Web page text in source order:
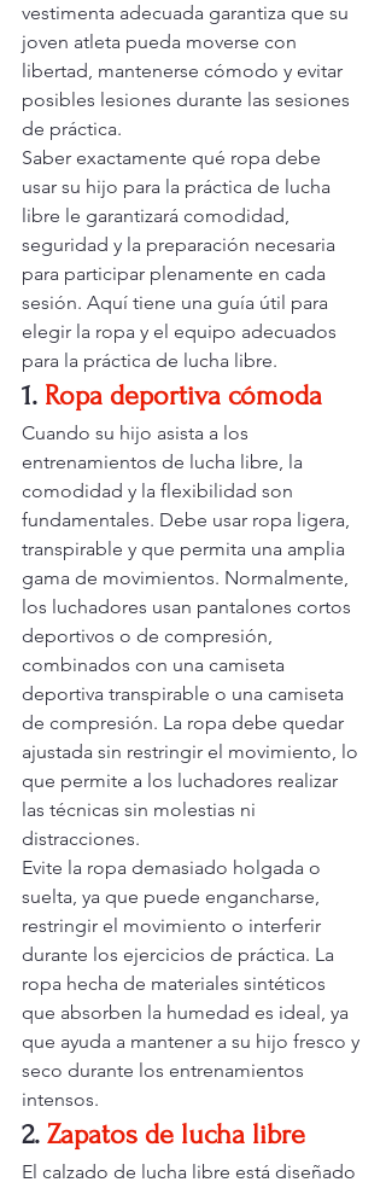
vestimenta adecuada garantiza que su
joven atleta pueda moverse con
libertad, mantenerse cómodo y evitar
posibles lesiones durante las sesiones
de práctica.
Saber exactamente qué ropa debe
usar su hijo para la práctica de lucha
libre le garantizará comodidad,
seguridad y la preparación necesaria
para participar plenamente en cada
sesión. Aquí tiene una guía útil para
elegir la ropa y el equipo adecuados
para la práctica de lucha libre.
1. Ropa deportiva cómoda
Cuando su hijo asista a los
entrenamientos de lucha libre, la
comodidad y la flexibilidad son
fundamentales. Debe usar ropa ligera,
transpirable y que permita una amplia
gama de movimientos. Normalmente,
los luchadores usan pantalones cortos
deportivos o de compresión,
combinados con una camiseta
deportiva transpirable o una camiseta
de compresión. La ropa debe quedar
ajustada sin restringir el movimiento, lo
que permite a los luchadores realizar
las técnicas sin molestias ni
distracciones.
Evite la ropa demasiado holgada o
suelta, ya que puede engancharse,
restringir el movimiento o interferir
durante los ejercicios de práctica. La
ropa hecha de materiales sintéticos
que absorben la humedad es ideal, ya
que ayuda a mantener a su hijo fresco y
seco durante los entrenamientos
intensos.
2. Zapatos de lucha libre
El calzado de lucha libre está diseñado